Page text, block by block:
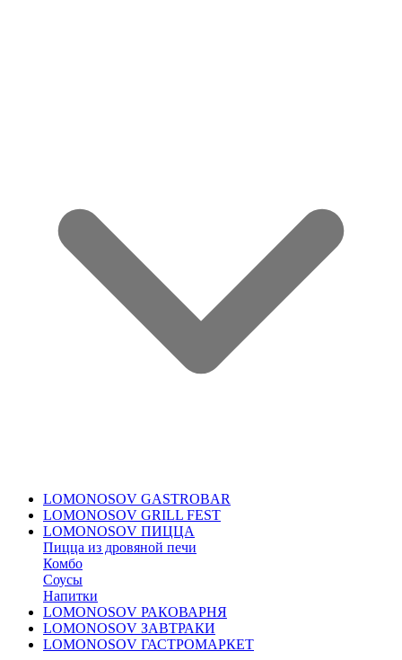
LOMONOSOV GASTROBAR
LOMONOSOV GRILL FEST
LOMONOSOV ПИЦЦА
Пицца из дровяной печи
Комбо
Соусы
Напитки
LOMONOSOV РАКОВАРНЯ
LOMONOSOV ЗАВТРАКИ
LOMONOSOV ГАСТРОМАРКЕТ